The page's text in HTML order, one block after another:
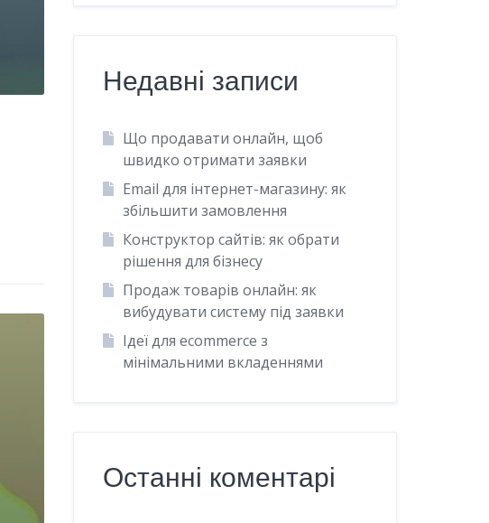
Недавні записи
Що продавати онлайн, щоб
швидко отримати заявки
Email для інтернет-магазину: як
збільшити замовлення
Конструктор сайтів: як обрати
рішення для бізнесу
Продаж товарів онлайн: як
вибудувати систему під заявки
Ідеї для ecommerce з
мінімальними вкладеннями
Останні коментарі